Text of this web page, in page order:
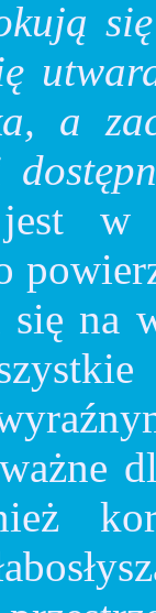
a
w
się na